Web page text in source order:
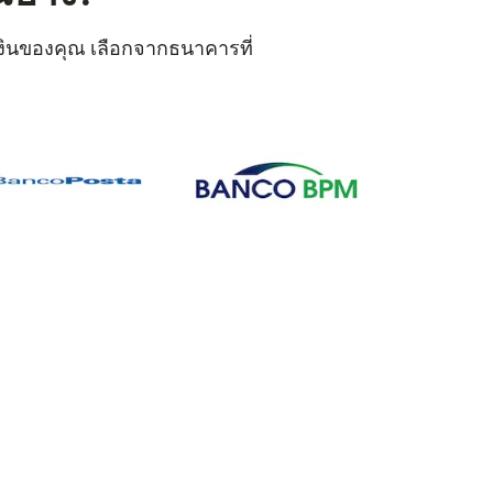
นของคุณ เลือกจากธนาคารที่